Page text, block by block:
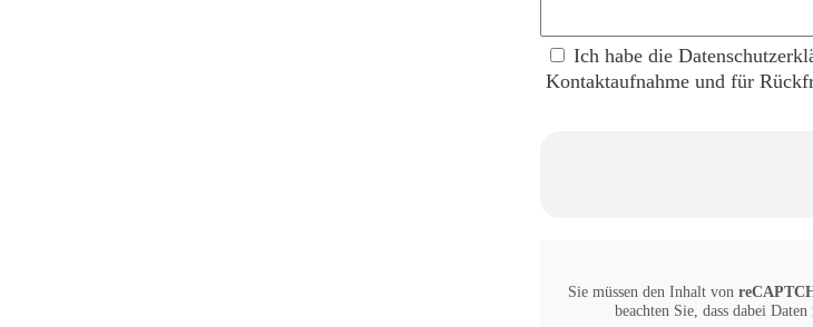
Ich habe die
Kontaktaufnahme und für
Sie müssen den Inhalt von
beachten Sie, dass dabei